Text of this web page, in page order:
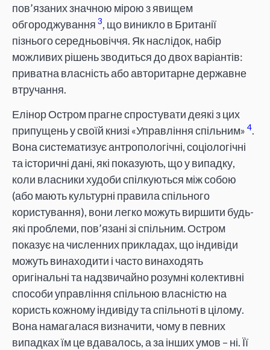
пов’язаних значною мірою з явищем
обгороджування 3, що виникло в Британії
пізнього середньовіччя. Як наслідок, набір
можливих рішень зводиться до двох варіантів:
приватна власність або авторитарне державне
втручання.
Елінор Остром прагне спростувати деякі з цих
припущень у своїй книзі «Управління спільним» 4.
Вона систематизує антропологічні, соціологічні
та історичні дані, які показують, що у випадку,
коли власники худоби спілкуються між собою
(або мають культурні правила спільного
користування), вони легко можуть виршити будь-
які проблеми, пов’язані зі спільним. Остром
показує на численних прикладах, що індивіди
можуть винаходити і часто винаходять
оригінальні та надзвичайно розумні колективні
способи управління спільною власністю на
користь кожному індивіду та спільноті в цілому.
Вона намагалася визначити, чому в певних
випадках їм це вдавалось, а за інших умов – ні. Її